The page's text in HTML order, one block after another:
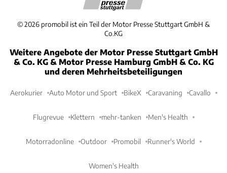
©2026 promobil ist ein Teil der Motor Presse Stuttgart GmbH &
Co.KG
Weitere Angebote der Motor Presse Stuttgart GmbH
& Co. KG & Motor Presse Hamburg GmbH & Co. KG
und deren Mehrheitsbeteiligungen
Aerokurier Auto Motor und Sport BikeX Caravaning Cavallo
Flugrevue Klettern mehr-tanken Men's Health
Motorradonline Outdoor Promobil Runner's World
Women's Health